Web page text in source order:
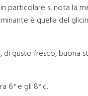
particolare si nota la
è quella del
gusto fresco, buona
6° e gli 8° c.